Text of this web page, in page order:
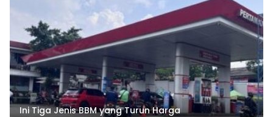
Ini Tiga Jenis BBM yang Turun Harga